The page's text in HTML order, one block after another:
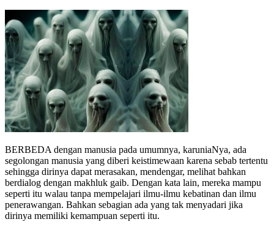
BERBEDA dengan manusia pada umumnya, karuniaNya, ada
segolongan manusia yang diberi keistimewaan karena sebab tertentu
sehingga dirinya dapat merasakan, mendengar, melihat bahkan
berdialog dengan makhluk gaib. Dengan kata lain, mereka mampu
seperti itu walau tanpa mempelajari ilmu-ilmu kebatinan dan ilmu
penerawangan. Bahkan sebagian ada yang tak menyadari jika
dirinya memiliki kemampuan seperti itu.